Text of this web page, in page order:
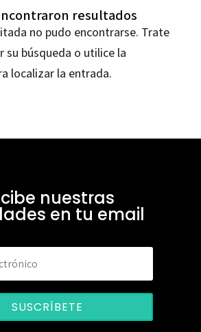
resultados
no pudo encontrarse. Trate
su búsqueda o utilice la
localizar la entrada.
nuestras
en tu email
SUSCRÍBETE